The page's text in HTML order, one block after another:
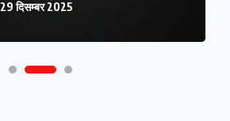
29 दिसम्बर 2025